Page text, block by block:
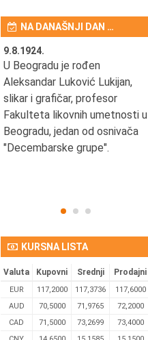
NA DANAŠNJI DAN …
9.8.1924.
U Beogradu je rođen
Aleksandar Luković Lukijan,
slikar i grafičar, profesor
Fakulteta likovnih umetnosti u
Beogradu, jedan od osnivača
"Decembarske grupe".
KURSNA LISTA
Valuta Kupovni Srednji Prodajni
EUR 117,2000 117,3736
117,6000
AUD
70,5000 71,9765
72,2000
CAD
71,5000 73,2699
73,4000